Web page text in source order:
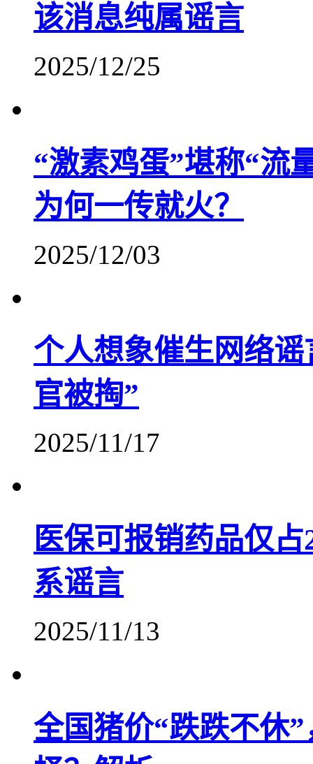
该消息纯属谣言
2025/12/25
“激素鸡蛋”堪称“流
为何一传就火？
2025/12/03
个人想象催生网络
官被掏”
2025/11/17
医保可报销药品仅
系谣言
2025/11/13
全国猪价“跌跌不休